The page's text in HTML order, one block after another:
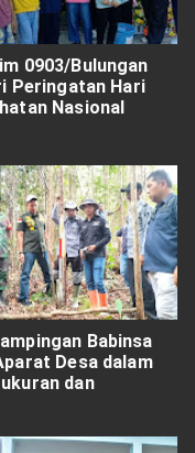
0903/Bulungan
Peringatan Hari
Nasional
Ke-59 Kab
Babinsa
Desa dalam
dan
Lahan Lapas